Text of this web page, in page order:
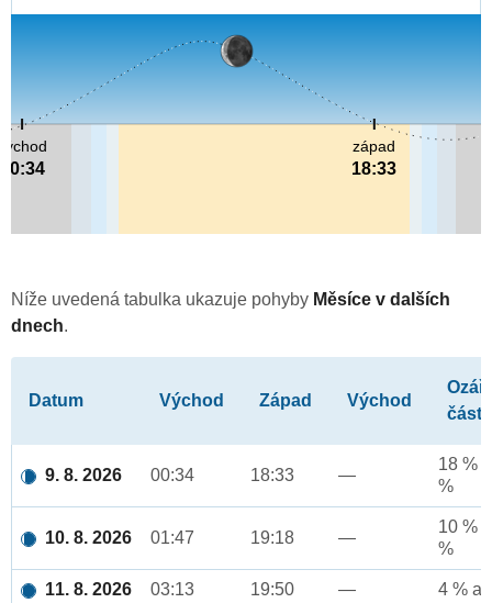
00:34
západ
18:33
Níže uvedená tabulka ukazuje pohyby Měsíce v dalších
dnech.
Datum Východ Západ Východ
část
9. 8. 2026 00:34 18:33 —
18 %
%
10. 8. 2026 01:47 19:18 —
10 %
%
11. 8. 2026 03:13 19:50 — 4 %